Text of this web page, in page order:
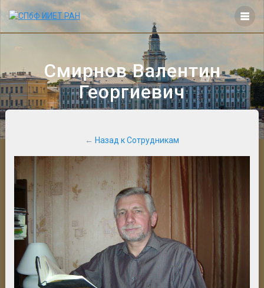
контенту
Смирнов Валентин
Георгиевич
← Назад к Сотрудникам